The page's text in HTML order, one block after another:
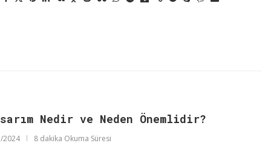
Nedir ve Neden Önemlidir?
2024 8 dakika Okuma Süresi